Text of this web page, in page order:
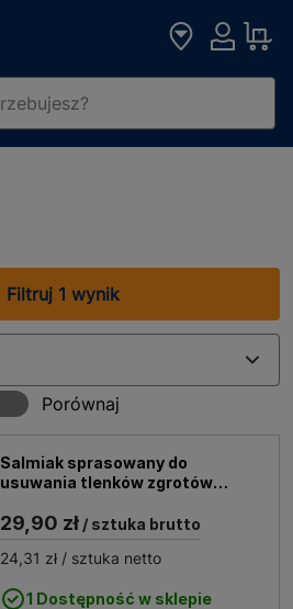
Filtruj 1 wynik
Salmiak sprasowany do
usuwania tlenków zgrotów
mm
29,90 zł / sztuka brutto
24,31 zł / sztuka netto
1 Dostępność w sklepie